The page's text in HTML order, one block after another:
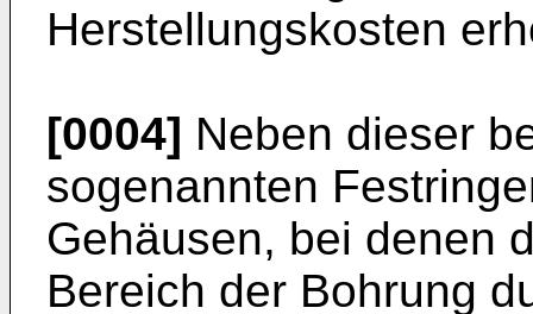
Herstellungskosten
[0004] Neben dieser
sogenannten
Gehäusen, bei denen
Bereich der Bohrung